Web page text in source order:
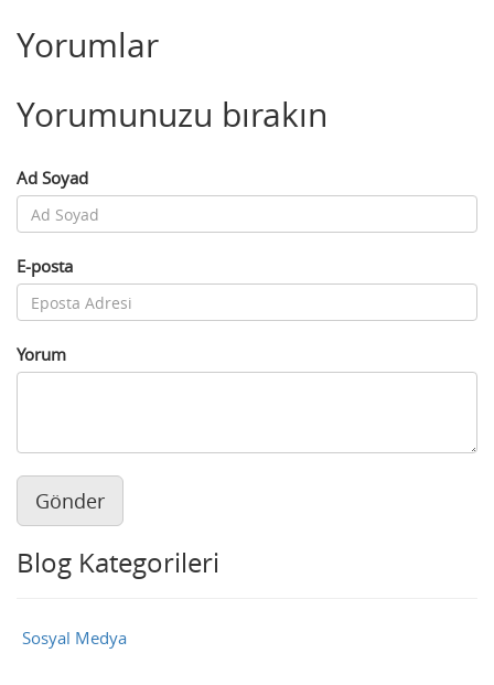
Yorumlar
Yorumunuzu bırakın
Ad Soyad
E-posta
Yorum
Gönder
Blog Kategorileri
Sosyal Medya